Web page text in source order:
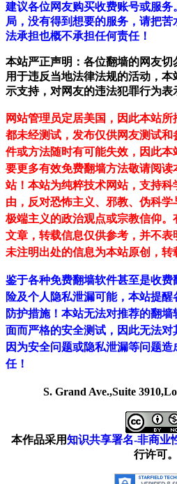
建议各位网友购买收费账号或服
局，没有得到想要的服务，请把
法承担也概不承担任何责任！
本站严正声明：各位翻墙的网友
用于违反当地法律法规的活动，
示支持，对网友的违法犯罪行为表
网站管理员定居美国，因此本站
都未经测试，发布仅供网友测试
件或方法随时有可能失效，因此
要更多有效免费翻墙方法敬请阅
站！ 本站为纯粹技术网站，支持
由，反对恐怖主义、邪教、伪科
极端主义的政治观点或宗教信仰
文章，转载信息仅供参考，并不表
未注明出处的信息为本站原创，转
鉴于各种免费翻墙软件甚至是收
险及个人隐私泄漏可能，本站提
防护措施！本站无法对推荐的翻
面而严格的安全测试，因此无法
因为安全问题或隐私泄漏等问题
任！
S. Grand Ave.,Suite
本作品采用知识共享署名-非商业
行许可。